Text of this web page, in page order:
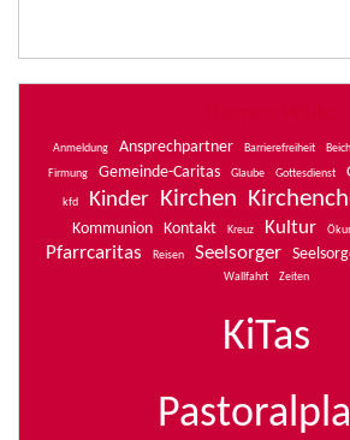
Anmeldung Ansprechpartner Barrierefreiheit
Firmung Gemeinde-Caritas Glaube Gottesdienst
kfd Kinder Kirchen
Kommunion
Kontakt Kreuz Kultur
Pfarrcaritas Reisen Seelsorger
Wallfahrt Zeiten
KiTas